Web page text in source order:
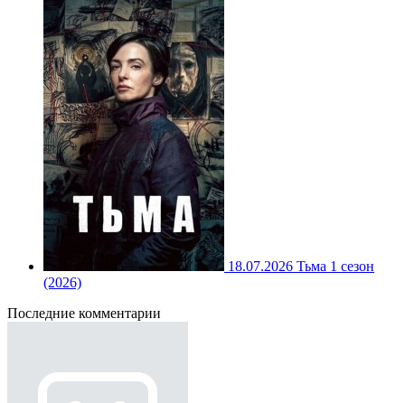
18.07.2026 Тьма 1 сезон
(2026)
Последние комментарии